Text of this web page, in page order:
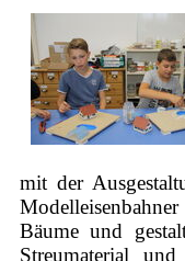
mit der
Bäume und
Streumaterial